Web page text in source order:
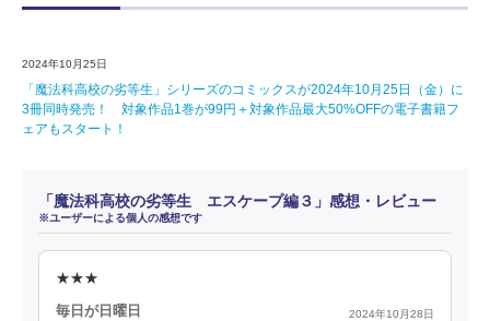
2024年10月25日
「魔法科高校の劣等生」シリーズのコミックスが2024年10月25日（金）に
3冊同時発売！ 対象作品1巻が99円＋対象作品最大50%OFFの電子書籍フ
ェアもスタート！
「魔法科高校の劣等生 エスケープ編３」感想・レビュー
※ユーザーによる個人の感想です
★★★
毎日が日曜日 2024年10月28日